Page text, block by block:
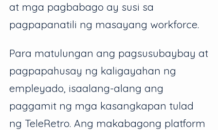
at mga pagbabago ay susi sa
pagpapanatili ng masayang workforce.
Para matulungan ang pagsusubaybay at
pagpapahusay ng kaligayahan ng
empleyado, isaalang-alang ang
paggamit ng mga kasangkapan tulad
ng TeleRetro. Ang makabagong platform